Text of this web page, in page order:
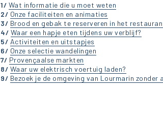
1/ Wat informatie die u moet weten
2/ Onze faciliteiten en animaties
3/ Brood en gebak te reserveren in het
4/ Waar een hapje eten tijdens uw verblijf?
5/ Activiteiten en uitstapjes
6/ Onze selectie wandelingen
7/ Provençaalse markten
8/ Waar uw elektrisch voertuig laden?
9/ Bezoek je de omgeving van Lourmarin zonder